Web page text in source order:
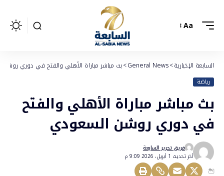
Aa
السابعة الإخبارية>
General News
>بث مباشر مباراة الأهلي والفتح في دوري
رياضة
بث مباشر مباراة الأهلي والفتح
في دوري روشن السعودي
أخر تحديث 1 أبريل، 2026 9:09 م
فريق تحرير السابعة